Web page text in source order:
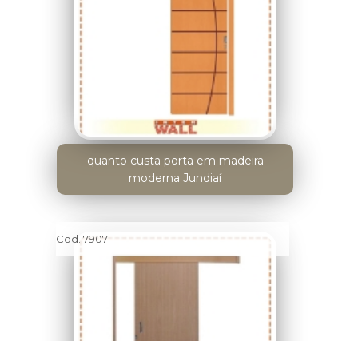
quanto custa porta em madeira
moderna Jundiaí
Cod.:7907